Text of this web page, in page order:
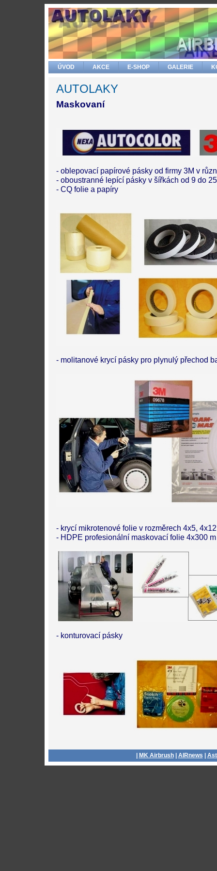
ÚVOD AKCE E-SHOP GALERIE
AUTOLAKY
Maskovaní
- oblepovací papírové pásky od firmy 3M v
- oboustranné lepící pásky v šířkách od 9 do
- CQ folie a papíry
- molitanové krycí pásky pro plynulý přechod
- krycí mikrotenové folie v rozměrech 4x5,
- HDPE profesionální maskovací folie 4x300 m
- konturovací pásky
| MK Airbrush| AIRnews |